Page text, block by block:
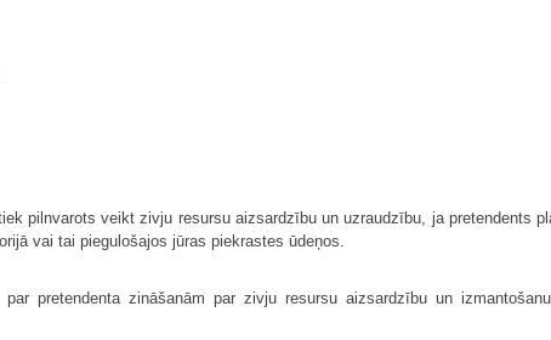
pilnvarots veikt zivju resursu aizsardzību un uzraudzību, ja pretendents
vai tai piegulošajos jūras piekrastes ūdeņos.
pretendenta zināšanām par zivju resursu aizsardzību un